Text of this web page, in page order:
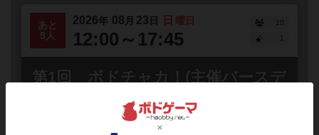
あと
5人
2026年 08 月 23 日 日 曜日
12:00～17:45
10
1
第1回 ボドチャカ！(主催バースデ
愛知県豊田市前林町